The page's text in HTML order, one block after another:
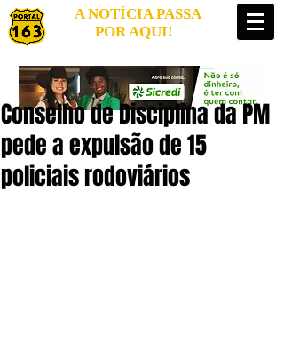
A NOTÍCIA PASSA
POR AQUI!
Conselho de Disciplina da PM
pede a expulsão de 15
policiais rodoviários